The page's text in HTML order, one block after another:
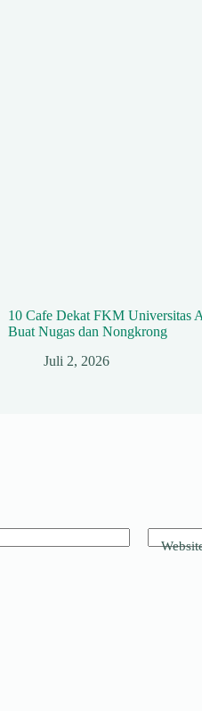
10 Cafe Dekat FKM Universitas
Buat Nugas dan Nongkrong
Juli 2, 2026